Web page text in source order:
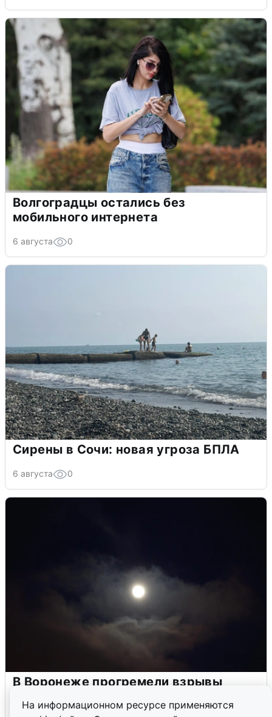
На информационном ресурсе применяются
Волгоградцы остались без
мобильного интернета
6 августа 0
Сирены в Сочи: новая угроза БПЛА
6 августа 0
В Воронеже прогремели взрывы